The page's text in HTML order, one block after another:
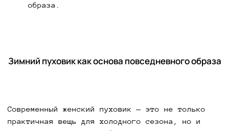
образа.
Зимний пуховик как основа повседневного образа
Современный женский пуховик — это не только
практичная вещь для холодного сезона, но и